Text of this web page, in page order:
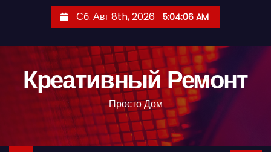
с
Сб. Авг 8th, 2026 5:04:07 AM
Креативный Ремонт
Просто Дом